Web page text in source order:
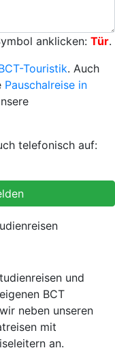
anklicken: Tür.
Touristik. Auch
Pauschalreise in
telefonisch auf:
und
BCT
neben unseren
mit
an.